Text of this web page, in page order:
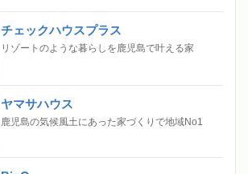
チェックハウスプラス
リゾートのような暮らしを鹿児島で叶える家
ヤマサハウス
鹿児島の気候風土にあった家づくりで地域No1